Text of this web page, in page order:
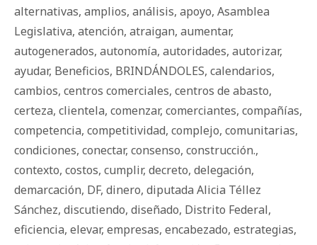
alternativas, amplios, análisis, apoyo, Asamblea
Legislativa, atención, atraigan, aumentar,
autogenerados, autonomía, autoridades, autorizar,
ayudar, Beneficios, BRINDÁNDOLES, calendarios,
cambios, centros comerciales, centros de abasto,
certeza, clientela, comenzar, comerciantes, compañías,
competencia, competitividad, complejo, comunitarias,
condiciones, conectar, consenso, construcción.,
contexto, costos, cumplir, decreto, delegación,
demarcación, DF, dinero, diputada Alicia Téllez
Sánchez, discutiendo, diseñado, Distrito Federal,
eficiencia, elevar, empresas, encabezado, estrategias,